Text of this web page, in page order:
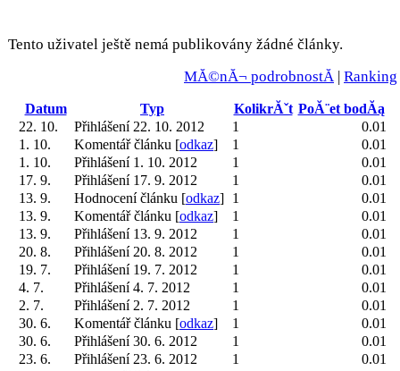
Tento uživatel ještě nemá publikovány žádné články.
MĂ©nĂ¬ podrobnostĂ­ Ranking
Datum Typ KolikrĂˇt PoĂ¨et bodĂą
22. 10.
Přihlášení 22. 10. 2012 1
0.01
1. 10.
Komentář článku [odkaz] 1
0.01
1. 10.
Přihlášení 1. 10. 2012 1
0.01
17. 9.
Přihlášení 17. 9. 2012 1
0.01
13. 9.
Hodnocení článku [odkaz] 1
0.01
13. 9.
Komentář článku [odkaz] 1
0.01
13. 9.
Přihlášení 13. 9. 2012 1
0.01
20. 8.
Přihlášení 20. 8. 2012 1
0.01
19. 7.
Přihlášení 19. 7. 2012 1
0.01
4. 7.
Přihlášení 4. 7. 2012 1
0.01
2. 7.
Přihlášení 2. 7. 2012 1
0.01
30. 6.
Komentář článku [odkaz] 1
0.01
30. 6.
Přihlášení 30. 6. 2012 1
0.01
23. 6.
Přihlášení 23. 6. 2012 1
0.01